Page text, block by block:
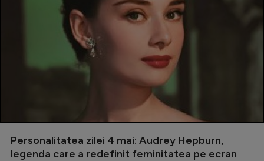
Personalitatea zilei 4 mai: Audrey Hepburn,
legenda care a redefinit feminitatea pe ecran